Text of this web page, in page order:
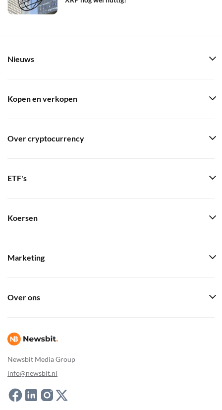
Newsbit Media Group
info@newsbit.nl
Nieuws
Kopen en verkopen
Over cryptocurrency
ETF's
Koersen
Marketing
Over ons